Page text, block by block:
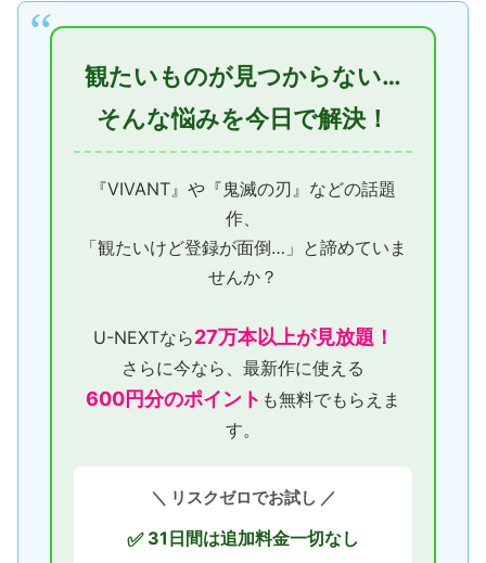
観たいものが見つからない…
そんな悩みを今日で解決！
『VIVANT』や『鬼滅の刃』などの話題
作、
「観たいけど登録が面倒…」と諦めていま
せんか？
U-NEXTなら27万本以上が見放題！
さらに今なら、最新作に使える
600円分のポイント も無料でもらえま
す。
＼ リスクゼロでお試し ／
✅31日間は追加料金一切なし